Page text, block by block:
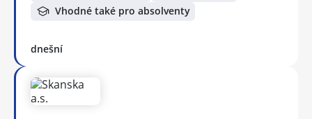
Vhodné také pro absolventy
dnešní